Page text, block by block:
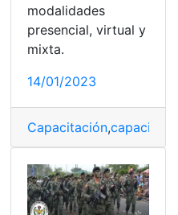
Consulta,Ecuador,secap
modalidades
presencial, virtual y
mixta.
14/01/2023
Capacitación,